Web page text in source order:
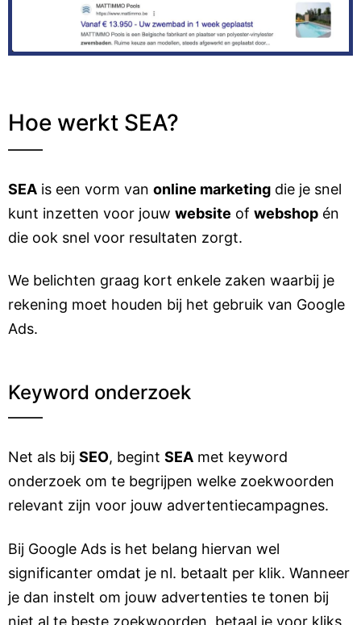
Hoe werkt SEA?
SEA is een vorm van online marketing die je snel
kunt inzetten voor jouw website of webshop én
die ook snel voor resultaten zorgt.
We belichten graag kort enkele zaken waarbij je
rekening moet houden bij het gebruik van Google
Ads.
Keyword onderzoek
Net als bij SEO, begint SEA met keyword
onderzoek om te begrijpen welke zoekwoorden
relevant zijn voor jouw advertentiecampagnes.
Bij Google Ads is het belang hiervan wel
significanter omdat je nl. betaalt per klik. Wanneer
je dan instelt om jouw advertenties te tonen bij
niet al te beste zoekwoorden, betaal je voor kliks